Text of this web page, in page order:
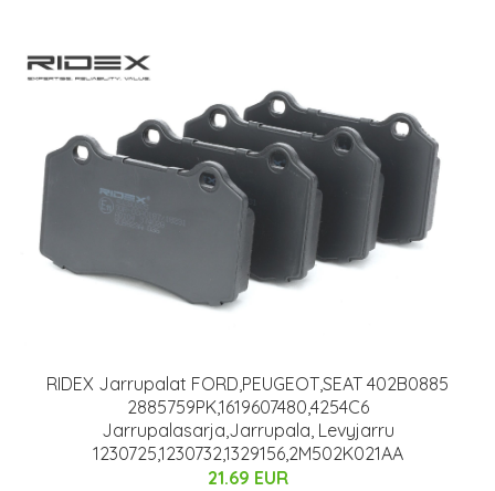
RIDEX Jarrupalat FORD,PEUGEOT,SEAT 402B0885
2885759PK,1619607480,4254C6
Jarrupalasarja,Jarrupala, Levyjarru
1230725,1230732,1329156,2M502K021AA
21.69 EUR